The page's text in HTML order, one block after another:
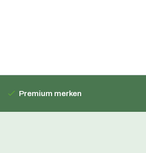
Premium merken